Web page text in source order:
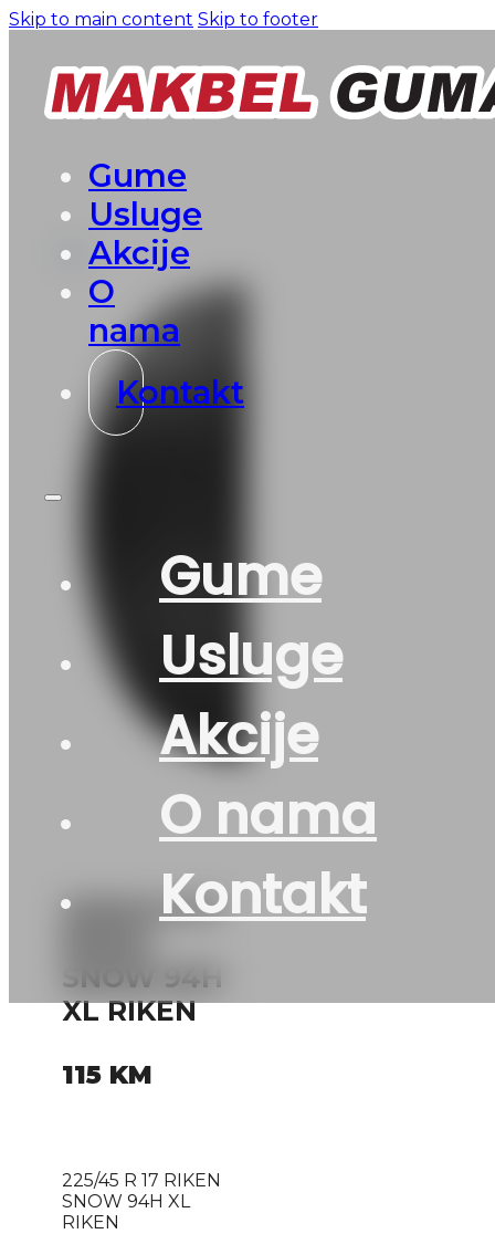
Skip to main content Skip to footer
Gume
Usluge
Akcije
O
nama
Kontakt
Gume
Usluge
Akcije
O nama
Kontakt
225/45 R 17
SNOW 94H
XL RIKEN
115 KM
225/45 R 17 RIKEN
SNOW 94H XL
RIKEN